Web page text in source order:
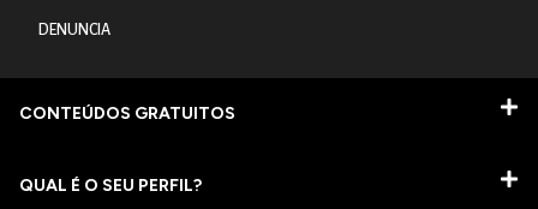
DENUNCIA
CONTEÚDOS GRATUITOS
QUAL É O SEU PERFIL?